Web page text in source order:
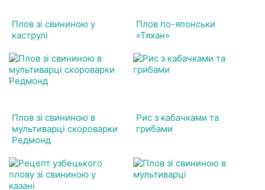
Плов зі свининою у
каструлі
Плов по-японськи
«Тяхан»
Плов зі свининою в
мультиварці скороварки
Редмонд
Рис з кабачками та
грибами